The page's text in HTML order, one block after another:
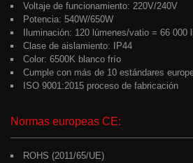
Voltaje de funcionamiento: 220V/240V
Potencia: 540W/650W
Iluminación: 120 lúmenes/vatio = 66 000
Clase de aislamiento: IP44
Color: 6500K blanco frío
Cumple con más de 10 estándares
ISO 9001:2015 proceso de fabricación
Normas europeas CE:
ROHS (2011/65/UE)